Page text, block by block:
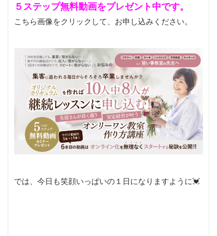
５ステップ無料動画をプレゼント中です。
こちら画像をクリックして、お申し込みください。
では、今日も笑顔いっぱいの１日になりますように💓